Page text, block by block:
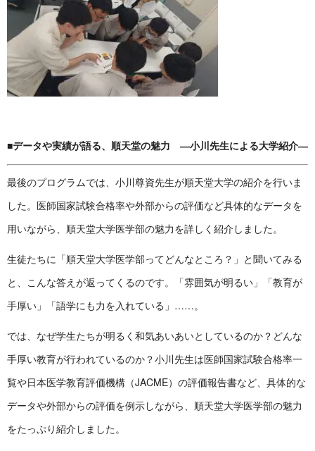
■データや実績が語る、順天堂の魅力 ―小川先生による大学紹介―
最後のプログラムでは、小川尊資先生が順天堂大学の紹介を行いま
した。医師国家試験合格率や外部からの評価など具体的なデータを
用いながら、順天堂大学医学部の魅力を詳しく紹介しました。
生徒たちに「順天堂大学医学部ってどんなところ？」と聞いてみる
と、こんな答えが返ってくるのです。「雰囲気が明るい」「教育が
手厚い」「語学にも力を入れている」……。
では、なぜ学生たちが明るく和気あいあいとしているのか？どんな
手厚い教育が行われているのか？小川先生は医師国家試験合格率一
覧や日本医学教育評価機構（JACME）の評価報告書など、具体的な
データや外部からの評価を例示しながら、順天堂大学医学部の魅力
をたっぷり紹介しました。